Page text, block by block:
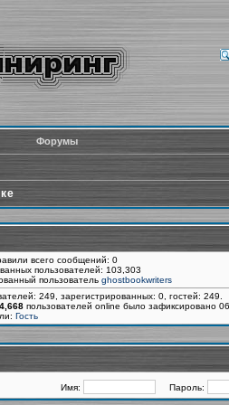
Форумы
всего сообщений: 0
пользователей: 103,303
пользователь ghostbookwriters
249, зарегистрированных: 0, гостей:
пользователей online было зафиксировано
Гость
Имя: Пароль: